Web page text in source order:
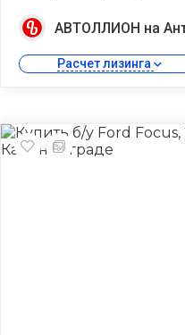
АВТОЛЛИОН на
Расчет лизинга